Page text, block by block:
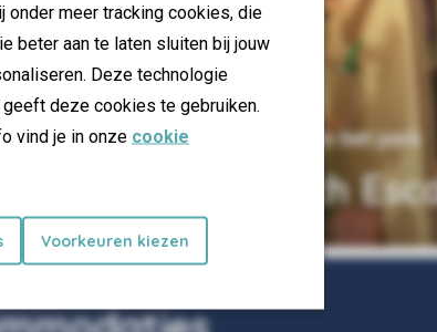
meer tracking cookies, die
beter aan te laten sluiten bij jouw
Deze technologie
deze cookies te gebruiken.
vind je in onze cookie
Voorkeuren kiezen
Beach
16 km van het park